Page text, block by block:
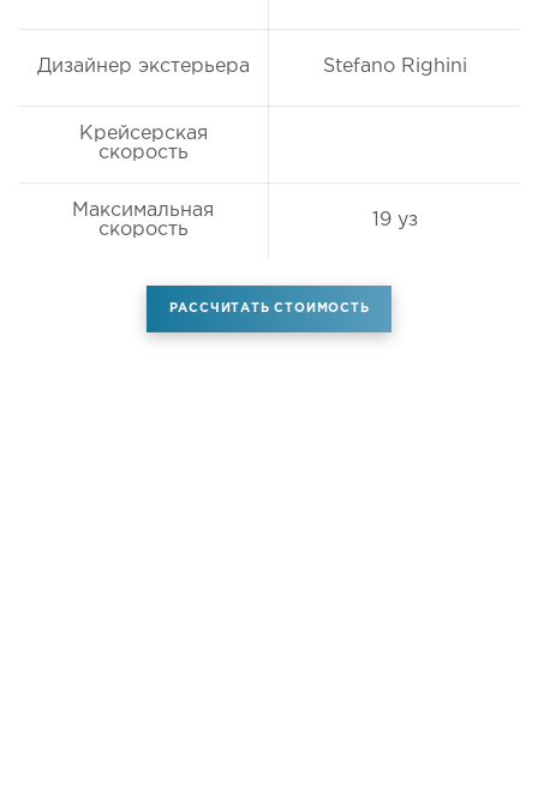
Дизайнер экстерьера Stefano Righini
Крейсерская
скорость
Максимальная
скорость
19 уз
РАССЧИТАТЬ СТОИМОСТЬ